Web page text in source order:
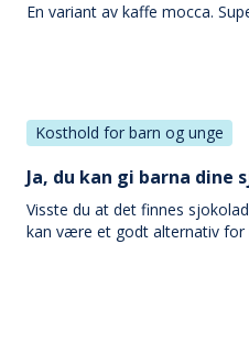
En variant av kaffe mocca.
Kosthold for barn og unge
Ja, du kan gi barna dine
Visste du at det finnes
kan være et godt alternativ for